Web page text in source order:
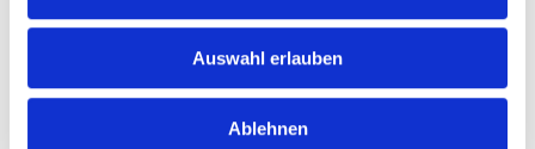
Auswahl erlauben
Ablehnen
YOGA